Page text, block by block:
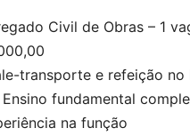
Civil de Obras – 1
transporte e refeição no
fundamental
na função